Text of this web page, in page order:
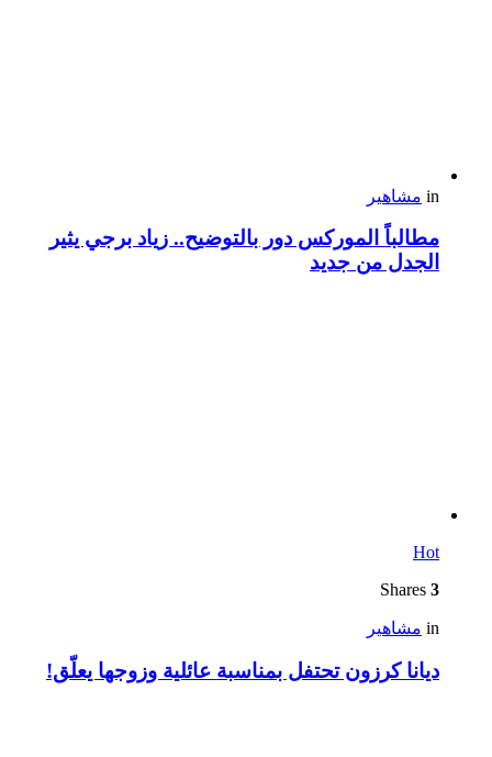
in مشاهير
مطالباً الموركس دور بالتوضيح.. زياد برجي يثير
الجدل من جديد
Hot
3
in مشاهير
ديانا كرزون تحتفل بمناسبة عائلية وزوجها يعلّق!